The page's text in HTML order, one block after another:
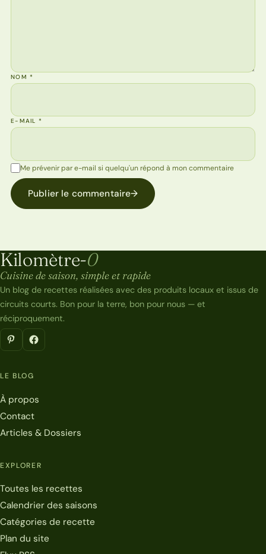
NOM*
E-MAIL*
Me prévenir par e-mail si quelqu'un répond à mon commentaire
Publier le commentaire→
Kilomètre-0
Kilomètre-0
Cuisine de saison, simple et rapide
Un blog de recettes réalisées avec des produits locaux et issus de
circuits courts. Bon pour la terre, bon pour nous — et
réciproquement.
LE BLOG
À propos
Contact
Articles & Dossiers
EXPLORER
Toutes les recettes
Calendrier des saisons
Catégories de recette
Plan du site